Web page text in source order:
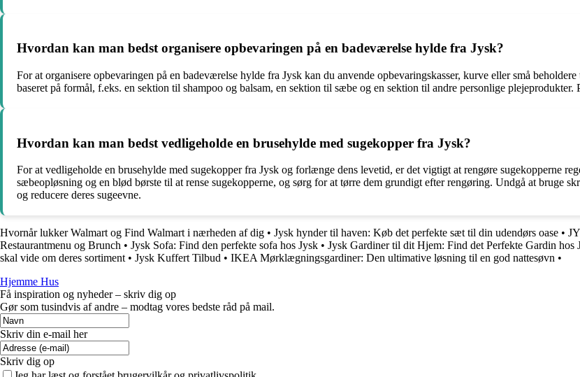
Hvordan kan man bedst organisere opbevaringen på en badeværelse hylde fra Jysk?
For at organisere opbevaringen på en badeværelse hylde fra Jysk kan du anvende opbevaringskasser, kurve eller små
baseret på formål, f.eks. en sektion til shampoo og balsam, en sektion til sæbe og en sektion til andre personlige
Hvordan kan man bedst vedligeholde en brusehylde med sugekopper fra Jysk?
For at vedligeholde en brusehylde med sugekopper fra Jysk og forlænge dens levetid, er det vigtigt at rengøre sugekopperne
sæbeopløsning og en blød børste til at rense sugekopperne, og sørg for at tørre dem grundigt efter rengøring. Undgå at bruge
og reducere deres sugeevne.
Hvornår lukker Walmart og Find Walmart i nærheden af dig • Jysk hynder til haven: Køb det perfekte sæt til din udendørs oase •
Restaurantmenu og Brunch • Jysk Sofa: Find den perfekte sofa hos Jysk • Jysk Gardiner til dit Hjem: Find det Perfekte Gardin hos
skal vide om deres sortiment• Jysk Kuffert Tilbud • IKEA Mørklægningsgardiner: Den ultimative løsning til en god nattesøvn •
Hjemme Hus
Få inspiration og nyheder – skriv dig op
Gør som tusindvis af andre – modtag vores bedste råd på mail.
Skriv din e-mail her
Skriv dig op